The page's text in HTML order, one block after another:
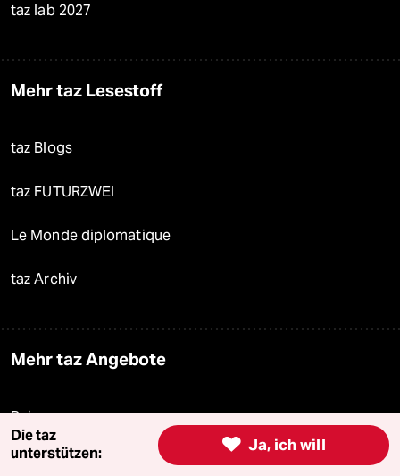
taz lab 2027
Mehr taz Lesestoff
taz Blogs
taz FUTURZWEI
Le Monde diplomatique
taz Archiv
Mehr taz Angebote
Reisen
Kantine
 Ja, ich will
Die taz
unterstützen: